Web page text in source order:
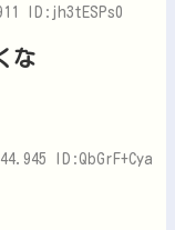
ID:jh3tESPs0
な
ID:QbGrF+Cya